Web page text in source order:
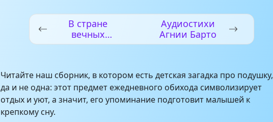
В стране
вечных
каникул
Аудиостихи
Агнии Барто
Читайте наш сборник, в котором есть детская загадка про подушку,
да и не одна: этот предмет ежедневного обихода символизирует
отдых и уют, а значит, его упоминание подготовит малышей к
крепкому сну.